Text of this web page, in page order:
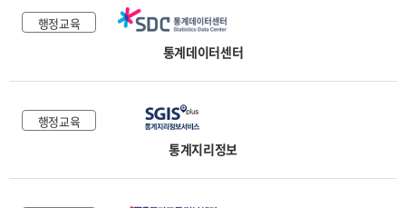
행정교육
통계데이터센터
행정교육
통계지리정보